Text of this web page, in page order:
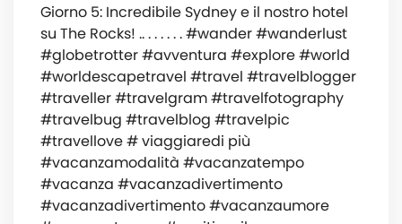
Giorno 5: Incredibile Sydney e il nostro hotel
su The Rocks! .. . . . . . . #wander #wanderlust
#globetrotter #avventura #explore #world
#worldescapetravel #travel #travelblogger
#traveller #travelgram #travelfotography
#travelbug #travelblog #travelpic
#travellove # viaggiaredi più
#vacanzamodalità #vacanzatempo
#vacanza #vacanzadivertimento
#vacanzadivertimento #vacanzaumore